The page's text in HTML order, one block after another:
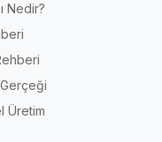
Nedir?
Üretim